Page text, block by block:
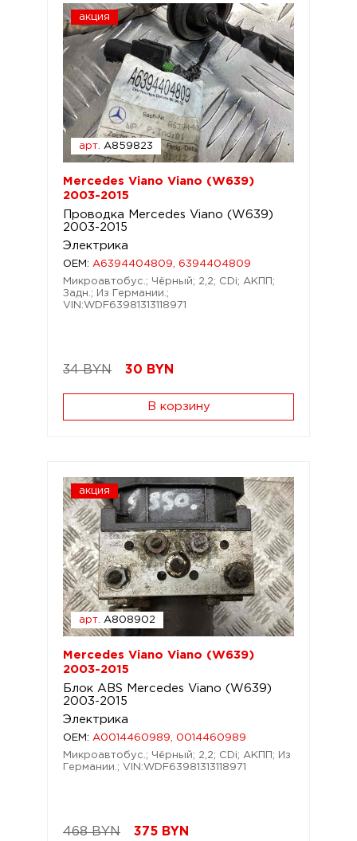
акция
арт. A859823
Mercedes Viano Viano (W639)
2003-2015
Проводка Mercedes Viano (W639)
2003-2015
Электрика
OEM: A6394404809, 6394404809
Микроавтобус.; Чёрный; 2,2; CDi; АКПП;
Задн.; Из Германии.;
VIN:WDF63981313118971
34 BYN 30 BYN
В корзину
акция
арт. A808902
Mercedes Viano Viano (W639)
2003-2015
Блок ABS Mercedes Viano (W639)
2003-2015
Электрика
OEM: A0014460989, 0014460989
Микроавтобус.; Чёрный; 2,2; CDi; АКПП; Из
Германии.; VIN:WDF63981313118971
468 BYN 375 BYN